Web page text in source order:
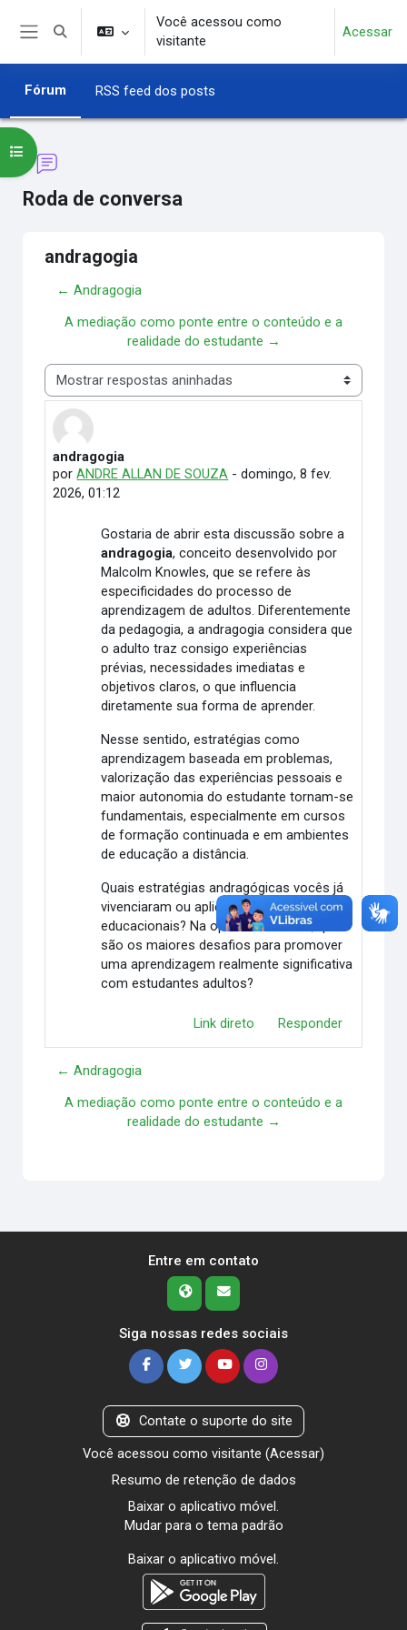
Ir para o conteúdo principal
Alternar entrada de pesquisa
Você acessou como
visitante
Acessar
Fórum RSS feed dos posts
Roda de conversa
Abrir índice do curso
andragogia
← Andragogia
A mediação como ponte entre o conteúdo e a
realidade do estudante →
Modo de visualização
andragogia
porANDRE ALLAN DE SOUZA -domingo, 8 fev.
2026, 01:12
Número de respostas: 0
Gostaria de abrir esta discussão sobre a
andragogia, conceito desenvolvido por
Malcolm Knowles, que se refere às
especificidades do processo de
aprendizagem de adultos. Diferentemente
da pedagogia, a andragogia considera que
o adulto traz consigo experiências
prévias, necessidades imediatas e
objetivos claros, o que influencia
diretamente sua forma de aprender.
Nesse sentido, estratégias como
aprendizagem baseada em problemas,
valorização das experiências pessoais e
maior autonomia do estudante tornam-se
fundamentais, especialmente em cursos
de formação continuada e em ambientes
de educação a distância.
Quais estratégias andragógicas vocês já
vivenciaram ou aplicaram em contextos
educacionais? Na opinião de vocês, quais
são os maiores desafios para promover
uma aprendizagem realmente significativa
com estudantes adultos?
Link direto Responder
← Andragogia
A mediação como ponte entre o conteúdo e a
realidade do estudante →
Entre em contato
Siga nossas redes sociais
Contate o suporte do site
Você acessou como visitante (Acessar)
Resumo de retenção de dados
Baixar o aplicativo móvel.
Mudar para o tema padrão
Baixar o aplicativo móvel.